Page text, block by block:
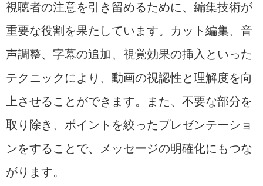
視聴者の注意を引き留めるために、編集技術が
重要な役割を果たしています。カット編集、音
声調整、字幕の追加、視覚効果の挿入といった
テクニックにより、動画の視認性と理解度を向
上させることができます。また、不要な部分を
取り除き、ポイントを絞ったプレゼンテーショ
ンをすることで、メッセージの明確化にもつな
がります。